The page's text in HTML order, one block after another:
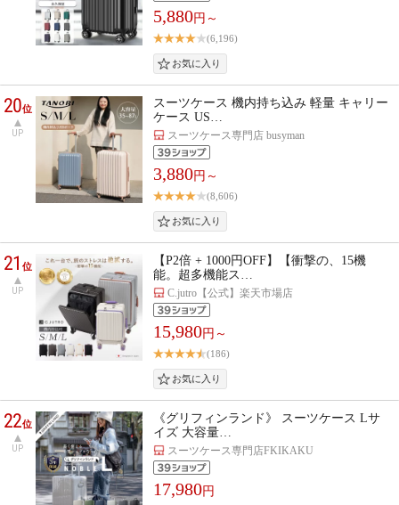
5,880円～
(6,196)
20位
UP
スーツケース 機内持ち込み 軽量 キャリー
ケース US…
スーツケース専門店 busyman
3,880円～
(8,606)
21位
UP
【P2倍 + 1000円OFF】【衝撃の、15機
能。超多機能ス…
C.jutro【公式】楽天市場店
15,980円～
(186)
22位
UP
《グリフィンランド》 スーツケース Lサ
イズ 大容量…
スーツケース専門店FKIKAKU
17,980円